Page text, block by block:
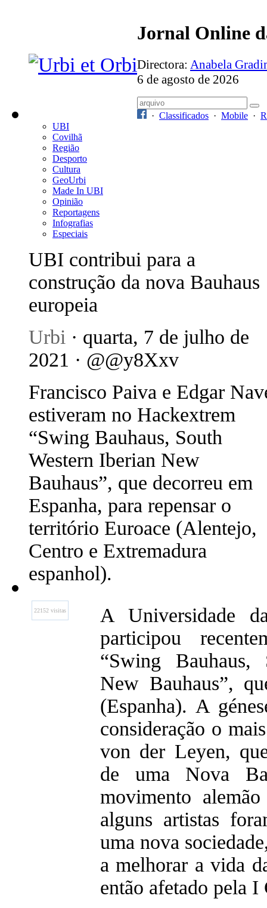
Jornal Online
Directora: Anabela
6 de agosto de 2026
· Classificados · Mobile ·
UBI
Covilhã
Região
Desporto
Cultura
GeoUrbi
Made In UBI
Opinião
Reportagens
Infografias
Especiais
UBI contribui para a
construção da nova Bauhaus
europeia
Urbi · quarta, 7 de julho de
2021 · @@y8Xxv
Francisco Paiva e Edgar
estiveram no Hackextrem
“Swing Bauhaus, South
Western Iberian New
Bauhaus”, que decorreu em
Espanha, para repensar o
território Euroace (Alentejo,
Centro e Extremadura
espanhol).
22152 visitas
A Universidade
participou
“Swing Bauhaus,
New Bauhaus”,
(Espanha). A
consideração o
von der Leyen,
de uma Nova
movimento
alguns artistas
uma nova
a melhorar a vida
então afetado pela